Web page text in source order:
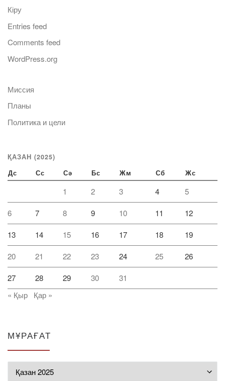
Кіру
Entries feed
Comments feed
WordPress.org
Миссия
Планы
Политика и цели
ҚАЗАН (2025)
Дс Сс Сә Бс Жм Сб Жс
1 2 3 4 5
6 7 8 9 10 11 12
13 14 15 16 17 18 19
20 21 22 23 24 25 26
27 28 29 30
31
« Қыр
Қар »
МҰРАҒАТ